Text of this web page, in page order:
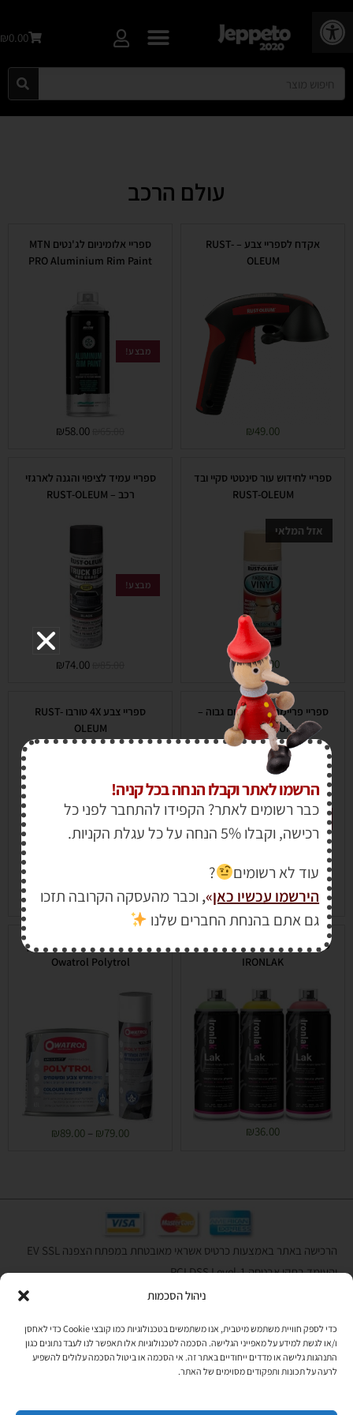
פתח סרגל נגישות
ניהול הסכמות
כדי לספק חוויית משתמש מיטבית, אנו משתמשים בטכנולוגיות כמו קובצי Cookie כדי לאחסן
ו/או לגשת למידע על מאפייני הגלישה. הסכמה לטכנולוגיות אלו תאפשר לנו לעבד נתונים כגון
התנהגות גלישה או מדדים ייחודיים באתר זה. אי הסכמה או ביטול הסכמה עלולים להשפיע
לרעה על תכונות ותפקודים מסוימים של האתר.
₪0.00
עולם הרכב
אקדח לספריי צבע – RUST-
OLEUM
₪49.00
ספריי אלומיניום לג'נטים MTN
PRO Aluminium Rim Paint
מבצע!
₪58.00
ספריי לחידוש עור סינטטי סקיי ובד
RUST-OLEUM
אזל המלאי
₪45.00
ספריי עמיד לציפוי והגנה לארגזי
רכב – RUST-OLEUM
מבצע!
₪74.00
ספריי פריימר עמיד לחום גבוה –
RUST-OLEUM
מבצע!
₪ 65.00
₪ 50.00
ספריי צבע 4X טורבו RUST-
OLEUM
₪69.00
ספריי צבע זוהר מקצועי + פריימר
IRONLAK
₪36.00
פוליטרול מחדש ומחיה פלסטיק
Owatrol Polytrol
₪79.00
–
₪89.00
הרכישה באתר באמצעות כרטיס אשראי מאובטחת במפתח הצפנה EV SSL
והעומד בתקן אבטחה PCI DSS Level-1
לתקנון האתר»
תהיו בקשר
הרשמו לאתר וקבלו הנחה בכל קניה!
כבר רשומים לאתר? הקפידו להתחבר לפני כל
רכישה, וקבלו 5% הנחה על כל עגלת הקניות.
עוד לא רשומים
?
הירשמו עכשיו כאן»
, וכבר מהעסקה הקרובה תזכו
גם אתם בהנחת החברים שלנו